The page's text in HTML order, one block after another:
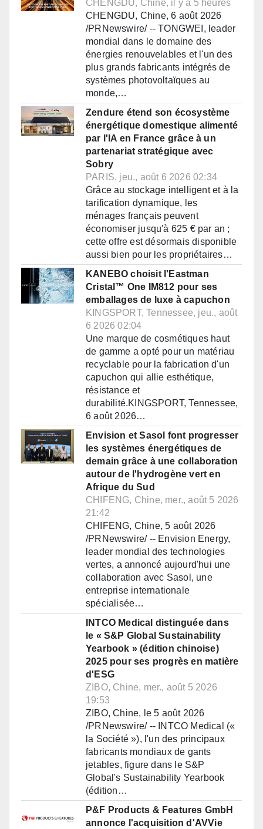
CHENGDU, Chine, il y a 5 heures
CHENGDU, Chine, 6 août 2026
/PRNewswire/ -- TONGWEI, leader
mondial dans le domaine des
énergies renouvelables et l'un des
plus grands fabricants intégrés de
systèmes photovoltaïques au
monde,…
Zendure étend son écosystème
énergétique domestique alimenté
par l'IA en France grâce à un
partenariat stratégique avec
Sobry
PARIS, jeu., août 6 2026 02:34
Grâce au stockage intelligent et à la
tarification dynamique, les
ménages français peuvent
économiser jusqu'à 625 € par an ;
cette offre est désormais disponible
aussi bien pour les propriétaires…
KANEBO choisit l'Eastman
Cristal™ One IM812 pour ses
emballages de luxe à capuchon
KINGSPORT, Tennessee, jeu., août
6 2026 02:04
Une marque de cosmétiques haut
de gamme a opté pour un matériau
recyclable pour la fabrication d'un
capuchon qui allie esthétique,
résistance et
durabilité.KINGSPORT, Tennessee,
6 août 2026…
Envision et Sasol font progresser
les systèmes énergétiques de
demain grâce à une collaboration
autour de l'hydrogène vert en
Afrique du Sud
CHIFENG, Chine, mer., août 5 2026
21:42
CHIFENG, Chine, 5 août 2026
/PRNewswire/ -- Envision Energy,
leader mondial des technologies
vertes, a annoncé aujourd'hui une
collaboration avec Sasol, une
entreprise internationale
spécialisée…
INTCO Medical distinguée dans
le « S&P Global Sustainability
Yearbook » (édition chinoise)
2025 pour ses progrès en matière
d'ESG
ZIBO, Chine, mer., août 5 2026
19:53
ZIBO, Chine, le 5 août 2026
/PRNewswire/ -- INTCO Medical («
la Société »), l'un des principaux
fabricants mondiaux de gants
jetables, figure dans le S&P
Global's Sustainability Yearbook
(édition…
P&F Products & Features GmbH
annonce l'acquisition d'AVVie